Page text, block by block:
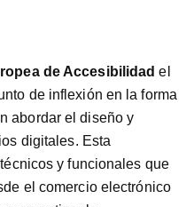
de Accesibilidad el
de inflexión en la forma
abordar el diseño y
digitales. Esta
y funcionales que
el comercio electrónico